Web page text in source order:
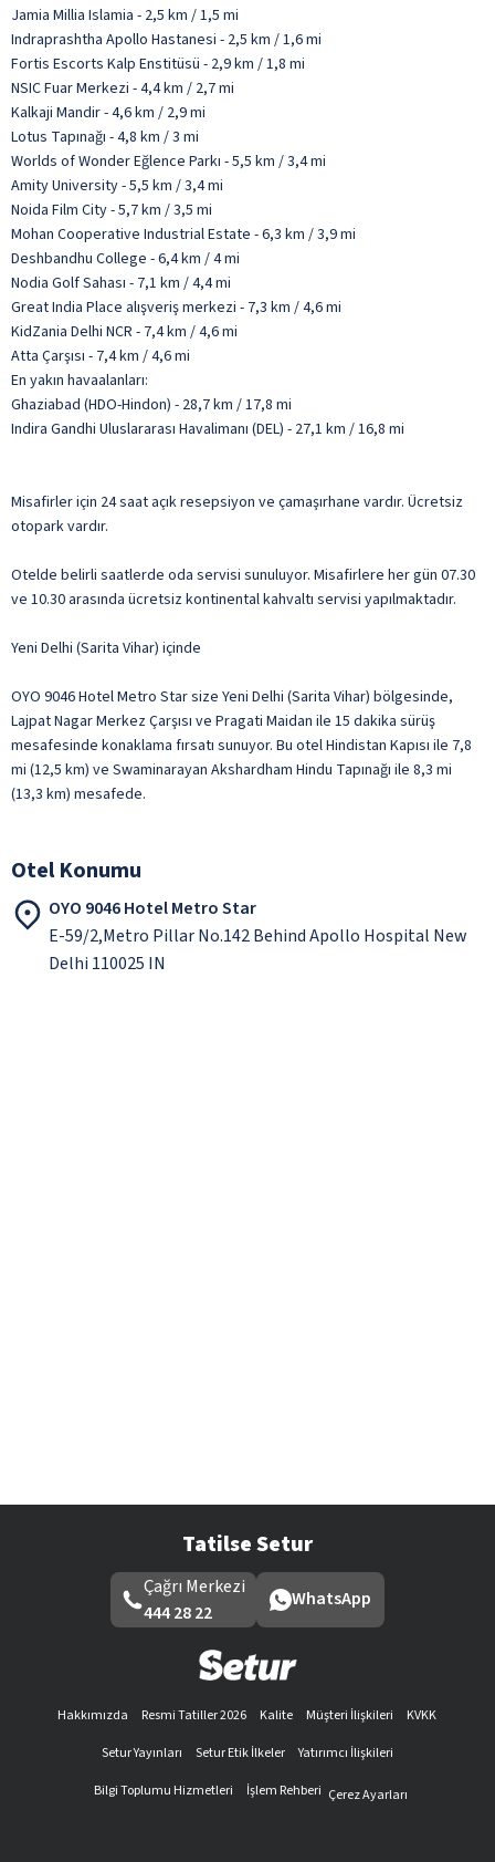
Jamia Millia Islamia - 2,5 km / 1,5 mi
Indraprashtha Apollo Hastanesi - 2,5 km / 1,6 mi
Fortis Escorts Kalp Enstitüsü - 2,9 km / 1,8 mi
NSIC Fuar Merkezi - 4,4 km / 2,7 mi
Kalkaji Mandir - 4,6 km / 2,9 mi
Lotus Tapınağı - 4,8 km / 3 mi
Worlds of Wonder Eğlence Parkı - 5,5 km / 3,4 mi
Amity University - 5,5 km / 3,4 mi
Noida Film City - 5,7 km / 3,5 mi
Mohan Cooperative Industrial Estate - 6,3 km / 3,9 mi
Deshbandhu College - 6,4 km / 4 mi
Nodia Golf Sahası - 7,1 km / 4,4 mi
Great India Place alışveriş merkezi - 7,3 km / 4,6 mi
KidZania Delhi NCR - 7,4 km / 4,6 mi
Atta Çarşısı - 7,4 km / 4,6 mi
En yakın havaalanları:
Ghaziabad (HDO-Hindon) - 28,7 km / 17,8 mi
Indira Gandhi Uluslararası Havalimanı (DEL) - 27,1 km / 16,8 mi
Misafirler için 24 saat açık resepsiyon ve çamaşırhane vardır. Ücretsiz
otopark vardır.
Otelde belirli saatlerde oda servisi sunuluyor. Misafirlere her gün 07.30
ve 10.30 arasında ücretsiz kontinental kahvaltı servisi yapılmaktadır.
Yeni Delhi (Sarita Vihar) içinde
OYO 9046 Hotel Metro Star size Yeni Delhi (Sarita Vihar) bölgesinde,
Lajpat Nagar Merkez Çarşısı ve Pragati Maidan ile 15 dakika sürüş
mesafesinde konaklama fırsatı sunuyor. Bu otel Hindistan Kapısı ile 7,8
mi (12,5 km) ve Swaminarayan Akshardham Hindu Tapınağı ile 8,3 mi
(13,3 km) mesafede.
Otel Konumu
OYO 9046 Hotel Metro Star
E-59/2,Metro Pillar No.142 Behind Apollo Hospital New
Delhi 110025 IN
Tatilse Setur
Çağrı Merkezi
444 28 22
WhatsApp
Hakkımızda Resmi Tatiller 2026 Kalite Müşteri İlişkileri
KVKK
Setur Yayınları
Setur Etik İlkeler
Yatırımcı İlişkileri
Bilgi Toplumu Hizmetleri
İşlem Rehberi Çerez Ayarları